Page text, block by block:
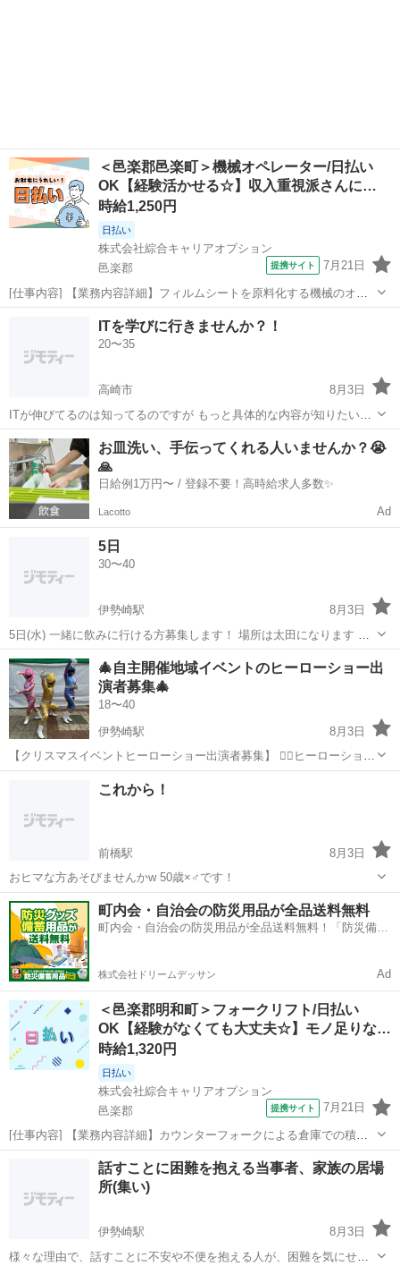
＜邑楽郡邑楽町＞機械オペレーター/日払い
OK【経験活かせる☆】収入重視派さんに…
時給1,250円
日払い
株式会社綜合キャリアオプション
邑楽郡
提携サイト 7月21日
[仕事内容] 【業務内容詳細】フィルムシートを原料化する機械のオペ
レーター、 原料投入、 梱包【取扱製品情報】プラスチックのフィルム
お仕事探しをしっかりサ...
工場
ITを学びに行きませんか？！
20〜35
高崎市
8月3日
ITが伸びてるのは知ってるのですが もっと具体的な内容が知りたいと
思ってます！ あとはプログラミングの知識とかもつけたいです！ もし
同じ方が居たら一緒に勉強しませんか？ 1人ではサボってしまうので
誰かとご一緒できると嬉...
群馬 高崎市 その他 一緒に
お皿洗い、手伝ってくれる人いませんか？😭
🙏
日給例1万円〜 / 登録不要！高時給求人多数✨
Lacotto Ad
5日
30〜40
伊勢崎駅
8月3日
5日(水) 一緒に飲みに行ける方募集します！ 場所は太田になります 行
ける方はメッセージください
群馬 伊勢崎市 伊勢崎駅 その他
🎄自主開催地域イベントのヒーローショー出
演者募集🎄
18〜40
伊勢崎駅
8月3日
【クリスマスイベントヒーローショー出演者募集】 ❤️‍🔥ヒーローショー
3戦士（ゴールド・ブルー・ピンク）候補募集！ はじめまして！ アク
ションチーム R.B.U マネージャーです。 R.B.Uは、群馬県伊勢崎市を
伊勢崎駅
これから！
前橋駅
8月3日
おヒマな方あそびませんかw 50歳×♂です！
群馬 前橋市 前橋駅 その他
町内会・自治会の防災用品が全品送料無料
町内会・自治会の防災用品が全品送料無料！「防災備蓄
株式会社ドリームデッサン Ad
＜邑楽郡明和町＞フォークリフト/日払い
OK【経験がなくても大丈夫☆】モノ足りな…
時給1,320円
日払い
株式会社綜合キャリアオプション
邑楽郡
提携サイト 7月21日
[仕事内容] 【業務内容詳細】カウンターフォークによる倉庫での積
込・積み下ろし業務。 インカムを使用。 【取扱製品情報】飲料水 。
＋お仕事探しはコンシェルスタッフにおまかせ＋。 あなたのお仕事探
しをしっかりサポート！ た...
邑楽郡 工場
話すことに困難を抱える当事者、家族の居場
所(集い)
伊勢崎駅
8月3日
様々な理由で、話すことに不安や不便を抱える人が、困難を気にせず